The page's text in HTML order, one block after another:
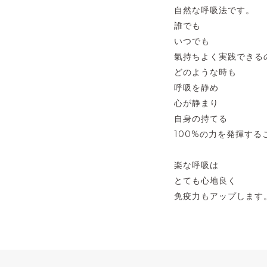
自然な呼吸法です。
誰でも
いつでも
氣持ちよく実践できる
どのような時も
呼吸を静め
心が静まり
自身の持てる
100%の力を発揮する
楽な呼吸は
とても心地良く
免疫力もアップします。